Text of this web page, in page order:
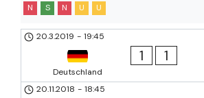
N S N U U
20.3.2019 - 19:45
Deutschland
1 1
20.11.2018 - 18:45